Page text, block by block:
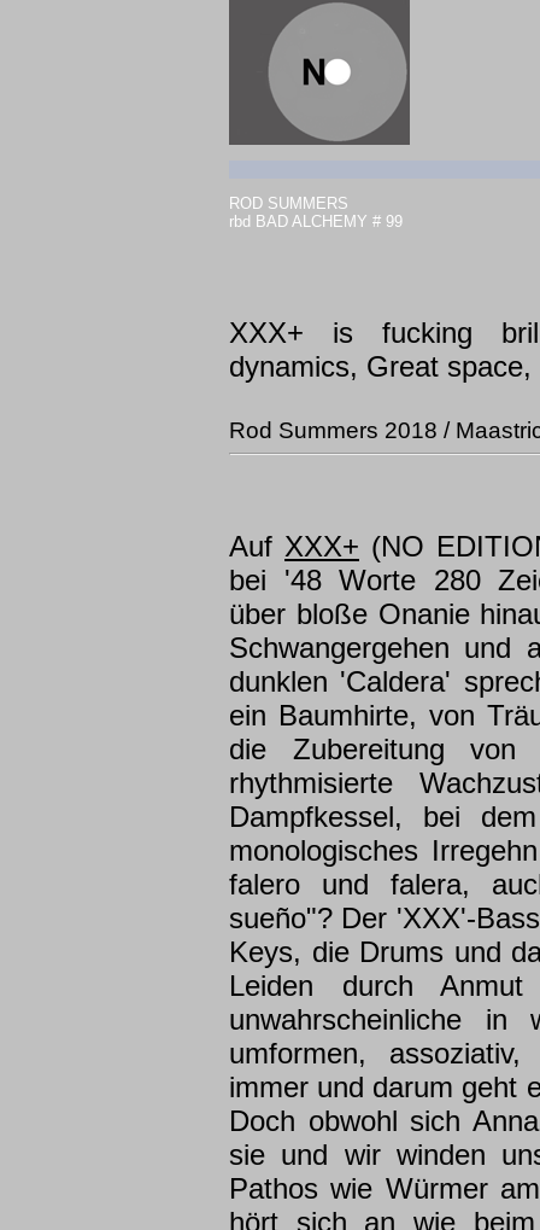
ROD SUMMERS
rbd BAD ALCHEMY # 99
XXX+ is fucking
dynamics, Great
Rod Summers 2018 /
Auf XXX+ (NO
bei '48 Worte 280
über bloße Onanie
Schwangergehen und
dunklen 'Caldera'
ein Baumhirte, von
die Zubereitung von
rhythmisierte
Dampfkessel, bei
monologisches
falero und falera,
sueño"? Der 'XXX'-
Keys, die Drums und
Leiden durch Anmut
unwahrscheinliche in
umformen,
immer und darum geht
Doch obwohl sich
sie und wir winden
Pathos wie Würmer
hört sich an wie